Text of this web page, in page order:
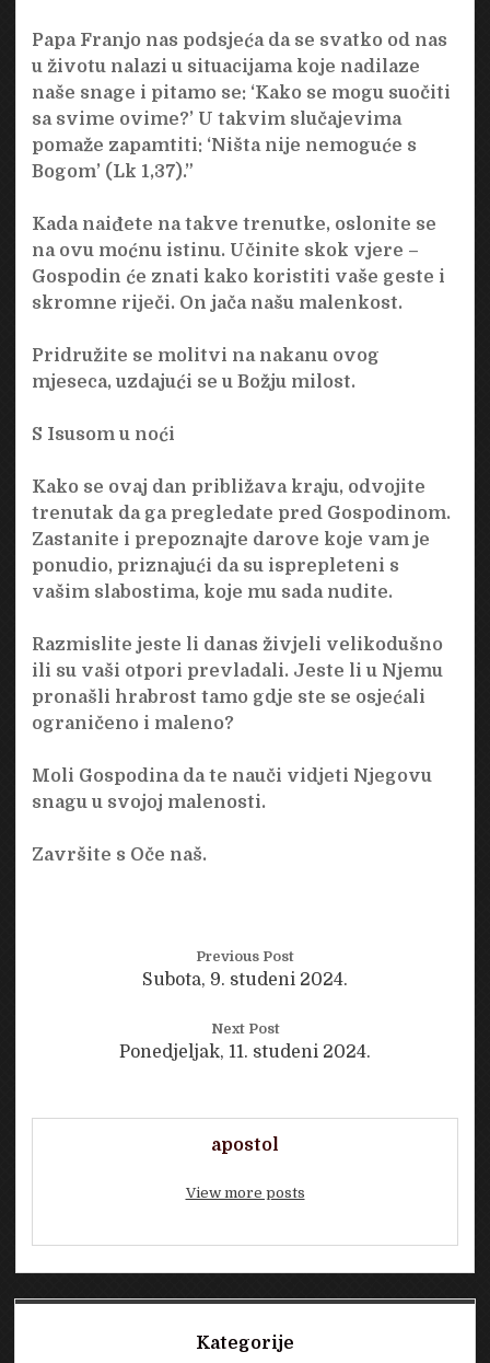
Papa Franjo nas podsjeća da se svatko od nas
u životu nalazi u situacijama koje nadilaze
naše snage i pitamo se: ‘Kako se mogu suočiti
sa svime ovime?’ U takvim slučajevima
pomaže zapamtiti: ‘Ništa nije nemoguće s
Bogom’ (Lk 1,37).”
Kada naiđete na takve trenutke, oslonite se
na ovu moćnu istinu. Učinite skok vjere –
Gospodin će znati kako koristiti vaše geste i
skromne riječi. On jača našu malenkost.
Pridružite se molitvi na nakanu ovog
mjeseca, uzdajući se u Božju milost.
S Isusom u noći
Kako se ovaj dan približava kraju, odvojite
trenutak da ga pregledate pred Gospodinom.
Zastanite i prepoznajte darove koje vam je
ponudio, priznajući da su isprepleteni s
vašim slabostima, koje mu sada nudite.
Razmislite jeste li danas živjeli velikodušno
ili su vaši otpori prevladali. Jeste li u Njemu
pronašli hrabrost tamo gdje ste se osjećali
ograničeno i maleno?
Moli Gospodina da te nauči vidjeti Njegovu
snagu u svojoj malenosti.
Završite s Oče naš.
Previous Post
Subota, 9. studeni 2024.
Next Post
Ponedjeljak, 11. studeni 2024.
apostol
View more posts
Kategorije